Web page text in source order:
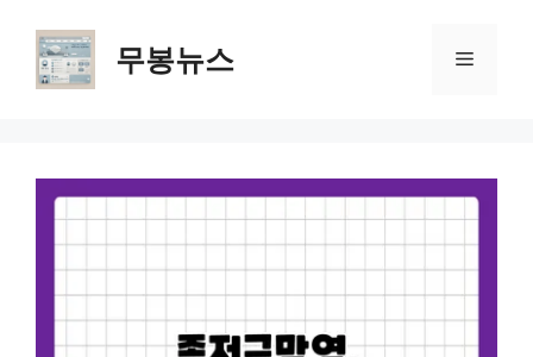
content
무봉뉴스 Menu